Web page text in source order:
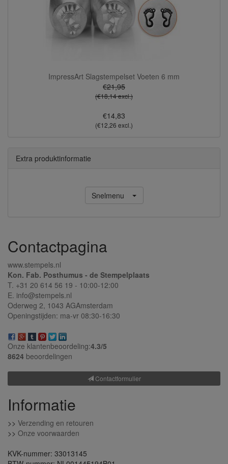
ImpressArt Slagstempelset Voeten 6 mm
€21,95
(€18,14 excl.)
€14,83
(€12,26 excl.)
Extra produktinformatie
Snelmenu
Contactpagina
www.stempels.nl
Kon. Fab. Posthumus - de Stempelplaats
T. +31 20 614 56 19 - 10:00-12:00
E. info@stempels.nl
Oderweg 2, 1043 AGAmsterdam
Openingstijden: ma-vr 08:30-16:30
Onze klantenbeoordeling:4.3/5
8624 beoordelingen
Contactformulier
Informatie
>> Verzending en retouren
>> Onze voorwaarden
KVK-nummer: 33013145